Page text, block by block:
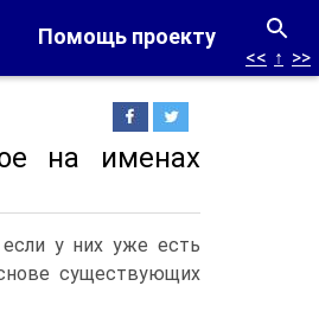
Помощь проекту
<< ↑ >>
на именах
у них уже есть
существующих